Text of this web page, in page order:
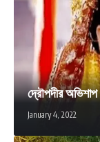
দ্রৌপদীর অভিশাপ
January 4, 2022